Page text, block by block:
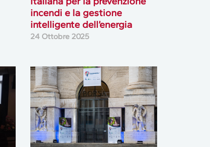
incendi e la gestione
intelligente dell’energia
24 Ottobre 2025